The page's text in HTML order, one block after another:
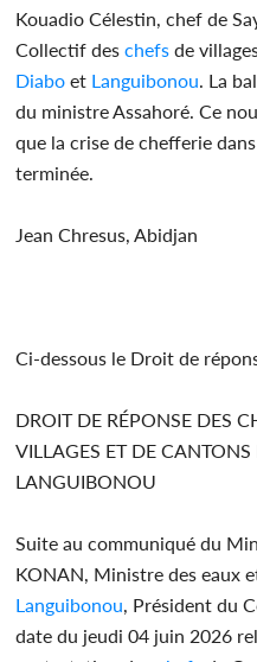
Kouadio Célestin, chef de
Collectif des chefs de
Diabo et Languibonou . La
du ministre Assahoré. Ce
que la crise de chefferie
terminée.
Jean Chresus, Abidjan
Ci-dessous le Droit de
DROIT DE RÉPONSE DES
VILLAGES ET DE
LANGUIBONOU
Suite au communiqué du
KONAN, Ministre des eaux
Languibonou , Président du
date du jeudi 04 juin 2026